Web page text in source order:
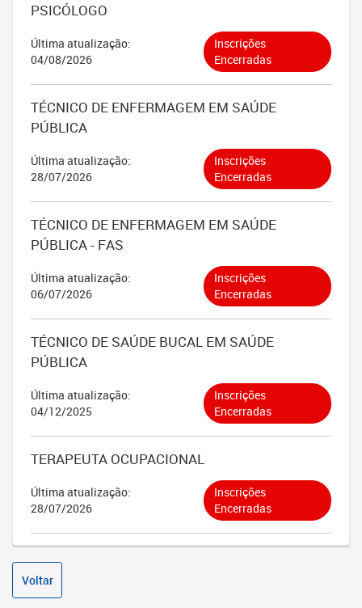
PSICÓLOGO
Última atualização:
04/08/2026
Inscrições
Encerradas
TÉCNICO DE ENFERMAGEM EM SAÚDE
PÚBLICA
Última atualização:
28/07/2026
Inscrições
Encerradas
TÉCNICO DE ENFERMAGEM EM SAÚDE
PÚBLICA - FAS
Última atualização:
06/07/2026
Inscrições
Encerradas
TÉCNICO DE SAÚDE BUCAL EM SAÚDE
PÚBLICA
Última atualização:
04/12/2025
Inscrições
Encerradas
TERAPEUTA OCUPACIONAL
Última atualização:
28/07/2026
Inscrições
Encerradas
Voltar